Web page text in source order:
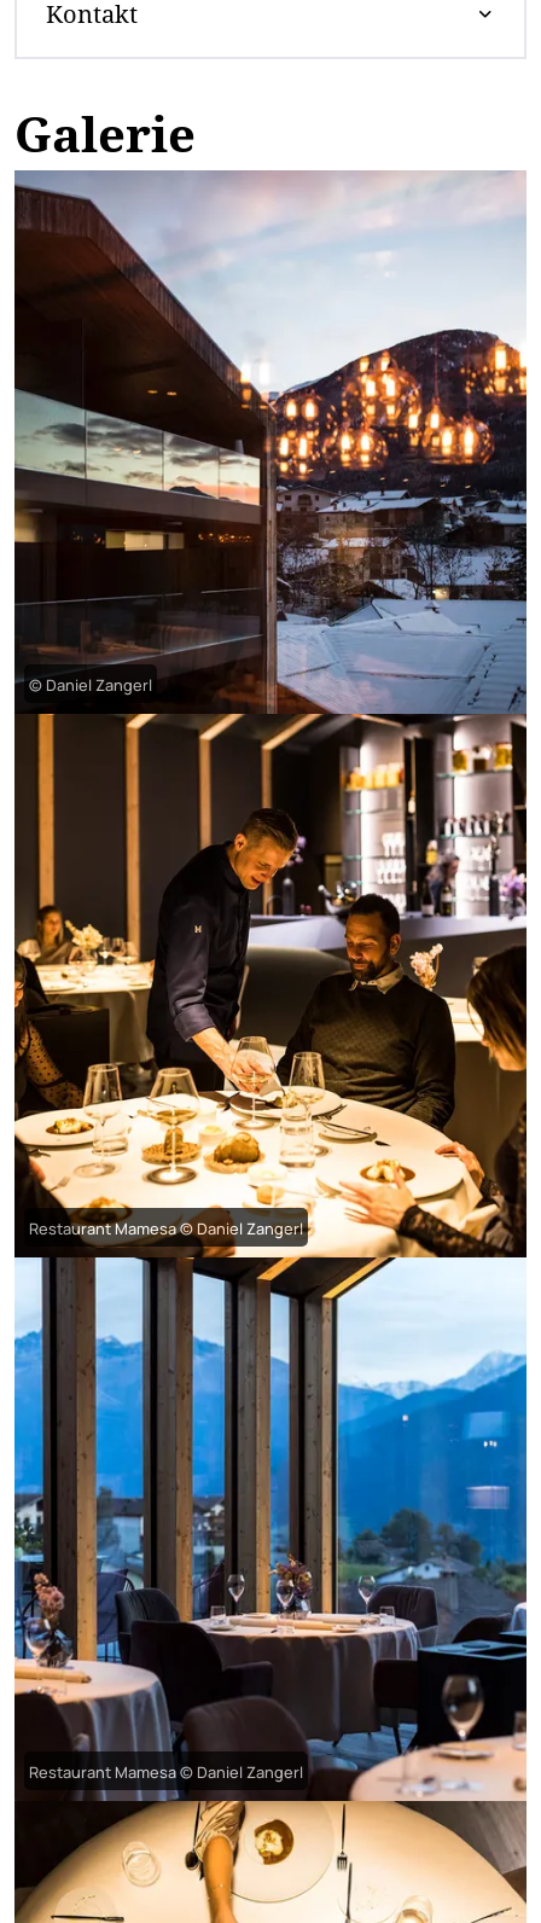
Kontakt
Galerie
© Daniel Zangerl
Restaurant Mamesa © Daniel Zangerl
Restaurant Mamesa © Daniel Zangerl